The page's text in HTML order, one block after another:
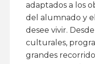
adaptados a los
del alumnado y
desee vivir.
culturales,
grandes